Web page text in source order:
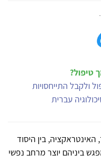
טיפול?
ולקבל התייחסויות
עברית
בין היסוד
ביניהם יוצר מרחב נפשי